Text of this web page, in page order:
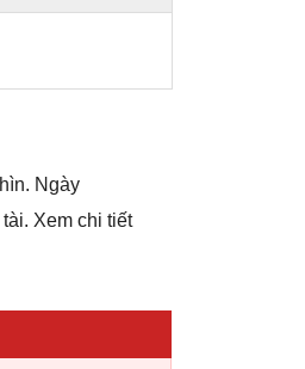
Ngày
Xem chi tiết